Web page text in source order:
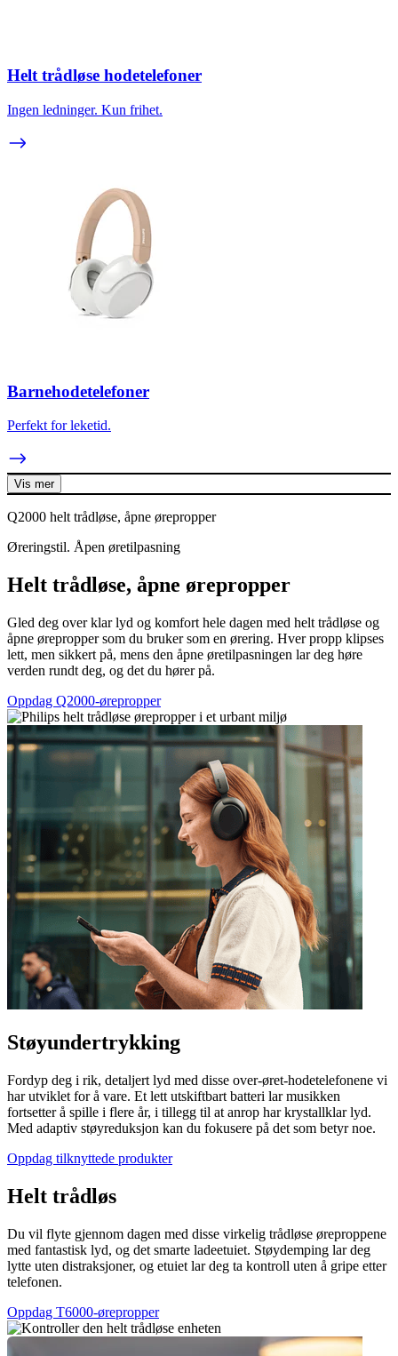
Helt trådløse hodetelefoner
Ingen ledninger. Kun frihet.
Barnehodetelefoner
Perfekt for leketid.
Vis mer
Q2000 helt trådløse, åpne ørepropper
Øreringstil. Åpen øretilpasning
Helt trådløse, åpne ørepropper
Gled deg over klar lyd og komfort hele dagen med helt trådløse og
åpne ørepropper som du bruker som en ørering. Hver propp klipses
lett, men sikkert på, mens den åpne øretilpasningen lar deg høre
verden rundt deg, og det du hører på.
Oppdag Q2000-ørepropper
Støyundertrykking
Fordyp deg i rik, detaljert lyd med disse over-øret-hodetelefonene vi
har utviklet for å vare. Et lett utskiftbart batteri lar musikken
fortsetter å spille i flere år, i tillegg til at anrop har krystallklar lyd.
Med adaptiv støyreduksjon kan du fokusere på det som betyr noe.
Oppdag tilknyttede produkter
Helt trådløs
Du vil flyte gjennom dagen med disse virkelig trådløse øreproppene
med fantastisk lyd, og det smarte ladeetuiet. Støydemping lar deg
lytte uten distraksjoner, og etuiet lar deg ta kontroll uten å gripe etter
telefonen.
Oppdag T6000-ørepropper